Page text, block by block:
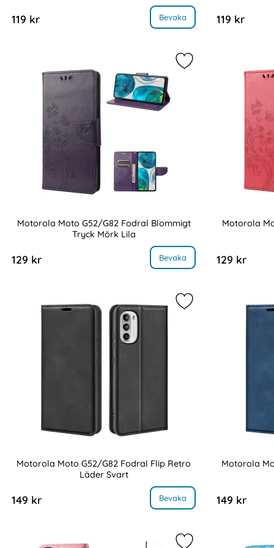
119 kr Bevaka
, Motorola Moto G52/G82 Skal Robust Blå
119 kr
Motorola Moto G52/G82 Fodral Blommigt
Tryck Mörk Lila
129 kr Bevaka
, Motorola Moto G52/G82 Fodral Blommigt Tryck Mörk
Markera motorola
Motorola
129 kr
Motorola Moto G52/G82 Fodral Flip Retro
Läder Svart
149 kr Bevaka
, Motorola Moto G52/G82 Fodral Flip Retro Läder Svart
Markera motorola
Motorola
149 kr